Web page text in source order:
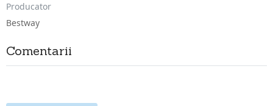
Producator
Bestway
Comentarii